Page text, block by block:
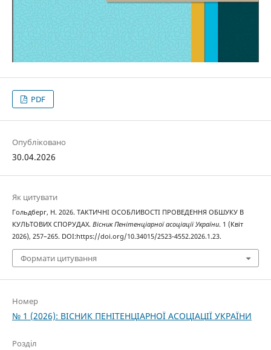
PDF
Опубліковано
30.04.2026
Як цитувати
Гольдберг, Н. 2026. ТАКТИЧНІ ОСОБЛИВОСТІ ПРОВЕДЕННЯ ОБШУКУ В
КУЛЬТОВИХ СПОРУДАХ. Вісник Пенітенціарної асоціації України. 1 (Квіт
2026), 257–265. DOI:https://doi.org/10.34015/2523-4552.2026.1.23.
Формати цитування
Номер
№ 1 (2026): ВІСНИК ПЕНІТЕНЦІАРНОЇ АСОЦІАЦІЇ УКРАЇНИ
Розділ